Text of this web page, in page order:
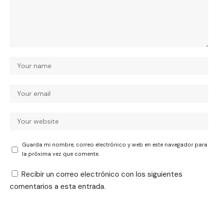
Guarda mi nombre, correo electrónico y web en este navegador para
la próxima vez que comente.
Recibir un correo electrónico con los siguientes
comentarios a esta entrada.